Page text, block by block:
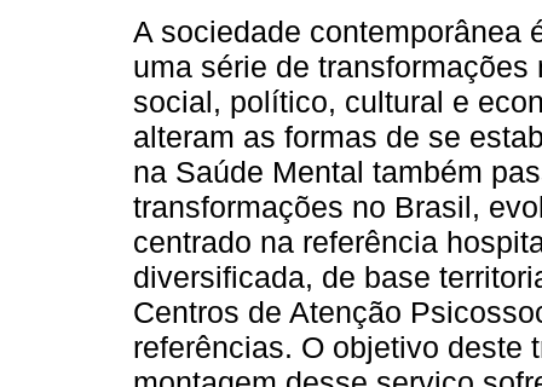
A sociedade contemporânea
uma série de transformações
social, político, cultural e
alteram as formas de se
na Saúde Mental também
transformações no Brasil,
centrado na referência
diversificada, de base
Centros de Atenção
referências. O objetivo deste